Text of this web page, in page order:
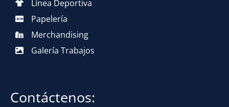
Línea Deportiva
Papelería
Merchandising
Galería Trabajos
Contáctenos: